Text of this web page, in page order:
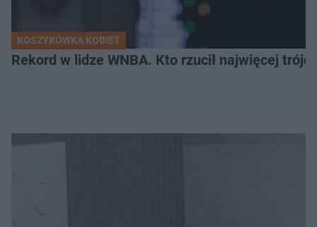
KOSZYKÓWKA KOBIET
Rekord w lidze WNBA. Kto rzucił najwięcej